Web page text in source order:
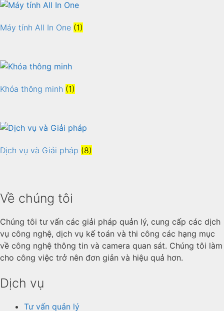
Máy tính All In One (1)
Khóa thông minh (1)
Dịch vụ và Giải pháp (8)
Về chúng tôi
Chúng tôi tư vấn các giải pháp quản lý, cung cấp các dịch
vụ công nghệ, dịch vụ kế toán và thi công các hạng mục
về công nghệ thông tin và camera quan sát. Chúng tôi làm
cho công việc trở nên đơn giản và hiệu quả hơn.
Dịch vụ
Tư vấn quản lý